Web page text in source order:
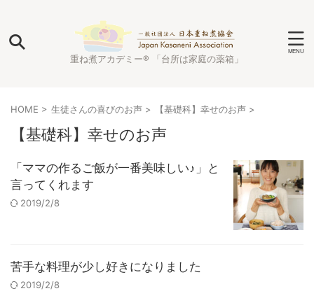
重ね煮アカデミー® 「台所は家庭の薬箱」
HOME > 生徒さんの喜びのお声 > 【基礎科】幸せのお声 >
【基礎科】幸せのお声
「ママの作るご飯が一番美味しい♪」と
言ってくれます
2019/2/8
苦手な料理が少し好きになりました
2019/2/8